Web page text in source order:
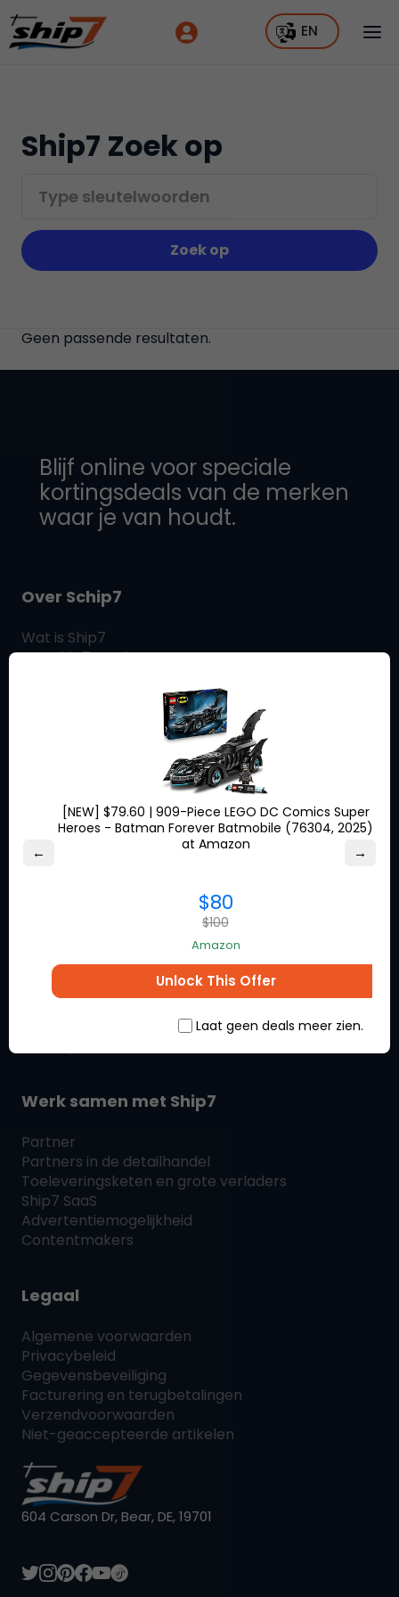
EN
Ship7 Zoek op
Geen passende resultaten.
Blijf online voor speciale
kortingsdeals van de merken
waar je van houdt.
Over Schip7
Wat is Ship7
HoeShip7Werken
Neem contact met ons op
Winkelen & Verzenden
Winkelgids
Verzendcalculator
Landen
Beloningen
Ship7
Getuigenissen
Werk samen met Ship7
Partner
Partners in de detailhandel
Toeleveringsketen en grote verladers
Ship7 SaaS
Advertentiemogelijkheid
Contentmakers
Legaal
Algemene voorwaarden
Privacybeleid
Gegevensbeveiliging
Facturering en terugbetalingen
Verzendvoorwaarden
Niet-geaccepteerde artikelen
604 Carson Dr, Bear, DE, 19701
← →
[NEW] $79.60 | 909-Piece LEGO DC Comics Super
Heroes - Batman Forever Batmobile (76304, 2025)
at Amazon
$80
$100
Amazon
Unlock This Offer
Laat geen deals meer zien.